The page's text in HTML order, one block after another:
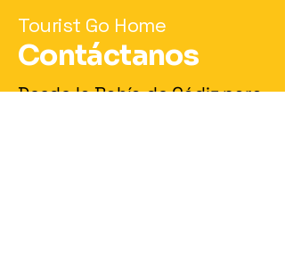
Tourist Go Home
Contáctanos
Desde la Bahía de Cádiz para